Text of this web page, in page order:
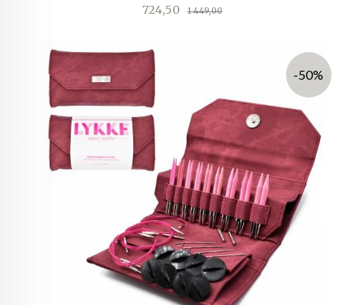
Tilbud
724,50 1 449,00Rabatt
-50%